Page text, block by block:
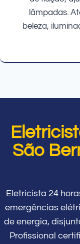
lâmpadas.
beleza,
São
Eletricista 24
emergências
de energia,
Profissional